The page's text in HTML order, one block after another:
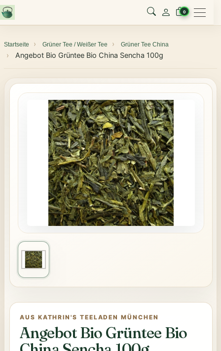
0 Menu
Startseite Grüner Tee / Weißer Tee Grüner Tee China
Angebot Bio Grüntee Bio China Sencha 100g
AUS KATHRIN'S TEELADEN MÜNCHEN
Angebot Bio Grüntee Bio